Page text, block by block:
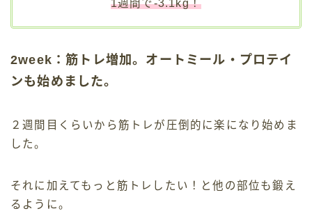
1週間で-3.1kg！
2week：筋トレ増加。オートミール・プロテイ
ンも始めました。
２週間目くらいから筋トレが圧倒的に楽になり始めま
した。
それに加えてもっと筋トレしたい！と他の部位も鍛え
るように。